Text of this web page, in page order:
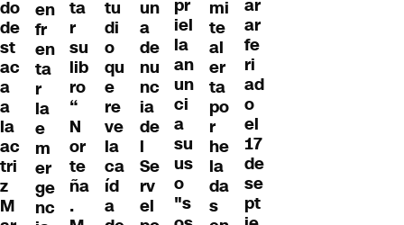
do
de
st
ac
a
a
la
ac
tri
z
M
en
fr
en
ta
r
la
e
m
er
ge
nc
ta
r
su
lib
ro
“
N
or
te
ña
.
tu
di
o
qu
e
re
ve
la
ca
íd
a
un
a
de
nu
nc
ia
de
l
Se
rv
el
pr
iel
la
an
un
ci
a
su
us
o
"s
mi
te
al
er
ta
po
r
he
la
da
s
ar
ar
fe
ri
ad
o
el
17
de
se
pt